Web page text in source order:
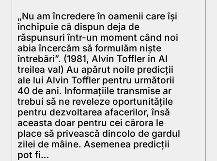
„Nu am încredere în oamenii care îşi
închipuie că dispun deja de
răspunsuri într-un moment când noi
abia încercăm să formulăm nişte
întrebări”. (1981, Alvin Toffler in Al
treilea val) Au apărut noile predicții
ale lui Alvin Toffler pentru următorii
40 de ani. Informațiile transmise ar
trebui să ne reveleze oportunitățile
pentru dezvoltarea afacerilor, însă
aceasta doar pentru cei cărora le
place să privească dincolo de gardul
zilei de mâine. Asemenea predicții
pot fi…